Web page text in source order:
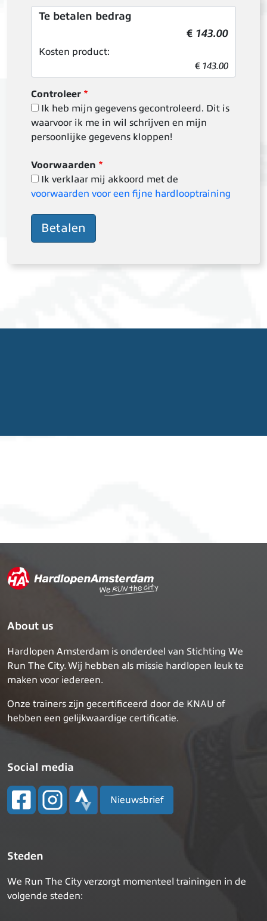
Te betalen bedrag
€ 143.00
Kosten product:
€ 143.00
Controleer
Ik heb mijn gegevens gecontroleerd. Dit is
waarvoor ik me in wil schrijven en mijn
persoonlijke gegevens kloppen!
Voorwaarden
Ik verklaar mij akkoord met de
voorwaarden voor een fijne hardlooptraining
About us
Hardlopen Amsterdam is onderdeel van Stichting We
Run The City. Wij hebben als missie hardlopen leuk te
maken voor iedereen.
Onze trainers zijn gecertificeerd door de KNAU of
hebben een gelijkwaardige certificatie.
Social media
Nieuwsbrief
Steden
We Run The City verzorgt momenteel trainingen in de
volgende steden: